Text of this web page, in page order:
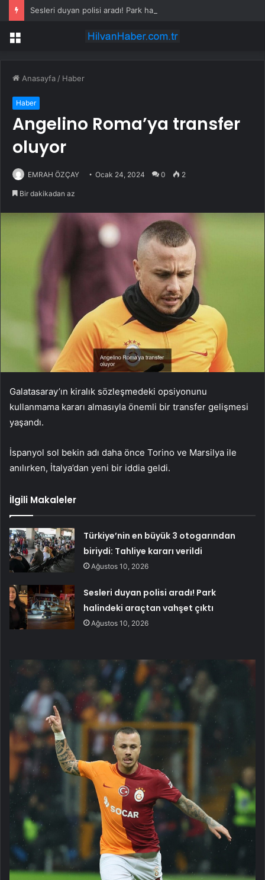
Menü
Anasayfa / Haber
Haber
Angelino Roma’ya transfer
oluyor
EMRAH ÖZÇAY Ocak 24, 2024 0 2
Bir dakikadan az
Galatasaray’ın kiralık sözleşmedeki opsiyonunu
kullanmama kararı almasıyla önemli bir transfer gelişmesi
yaşandı.
İspanyol sol bekin adı daha önce Torino ve Marsilya ile
anılırken, İtalya’dan yeni bir iddia geldi.
İlgili Makaleler
Türkiye’nin en büyük 3 otogarından
biriydi: Tahliye kararı verildi
Ağustos 10, 2026
Sesleri duyan polisi aradı! Park
halindeki araçtan vahşet çıktı
Ağustos 10, 2026